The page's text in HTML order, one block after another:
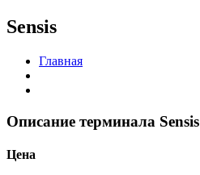
Sensis
Главная
Описание терминала Sensis
Цена